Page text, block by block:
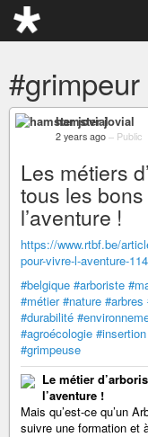
#grimpeur
hamster jovial
2 years ago – Public
Les métiers
tous les
l’aventure !
https://www.rtbf.be/
pour-vivre-l-aventure-
#belgique #arboriste
#métier #nature #arbres
#durabilité
#agroécologie #insertion
#grimpeuse
Le métier
l’aventure !
Mais qu’est-ce qu’un
suivre une formation et